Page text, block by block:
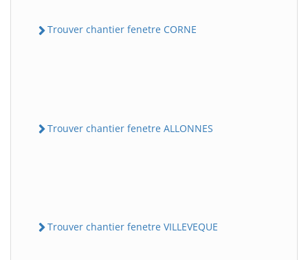
Trouver chantier fenetre CORNE
Trouver chantier fenetre ALLONNES
Trouver chantier fenetre VILLEVEQUE